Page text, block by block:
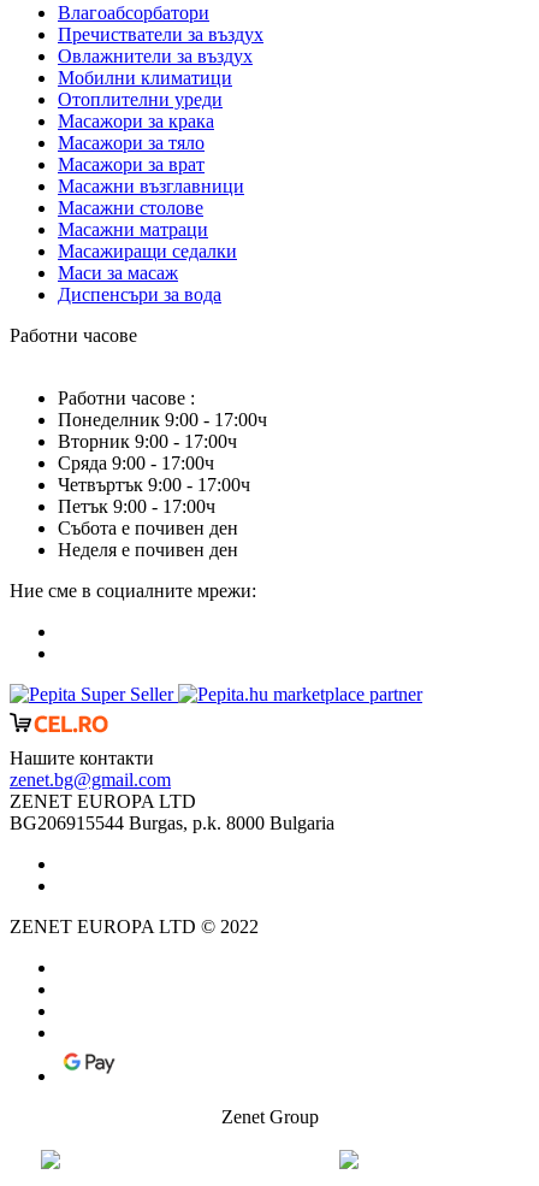
Влагоабсорбатори
Пречистватели за въздух
Овлажнители за въздух
Мобилни климатици
Отоплителни уреди
Масажори за крака
Масажори за тяло
Масажори за врат
Масажни възглавници
Масажни столове
Mасажни матраци
Масажиращи седалки
Маси за масаж
Диспенсъри за вода
Работни часове
Работни часове :
Понеделник 9:00 - 17:00ч
Вторник 9:00 - 17:00ч
Сряда 9:00 - 17:00ч
Четвъртък 9:00 - 17:00ч
Петък 9:00 - 17:00ч
Събота е почивен ден
Неделя е почивен ден
Ние сме в социалните мрежи:
marketplace partner
Нашите контакти
zenet.bg@gmail.com
ZENET EUROPA LTD
BG206915544 Burgas, p.k. 8000 Bulgaria
ZENET EUROPA LTD © 2022
Zenet Group